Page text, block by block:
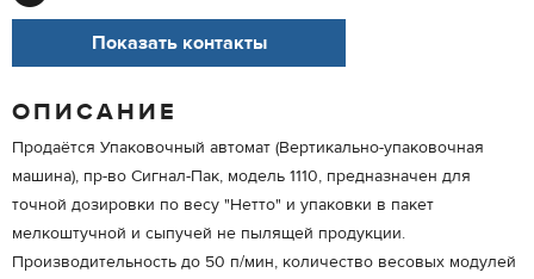
Показать контакты
ОПИСАНИЕ
Продаётся Упаковочный автомат (Вертикально-упаковочная
машина), пр-во Сигнал-Пак, модель 1110, предназначен для
точной дозировки по весу "Нетто" и упаковки в пакет
мелкоштучной и сыпучей не пылящей продукции.
Производительность до 50 п/мин, количество весовых модулей